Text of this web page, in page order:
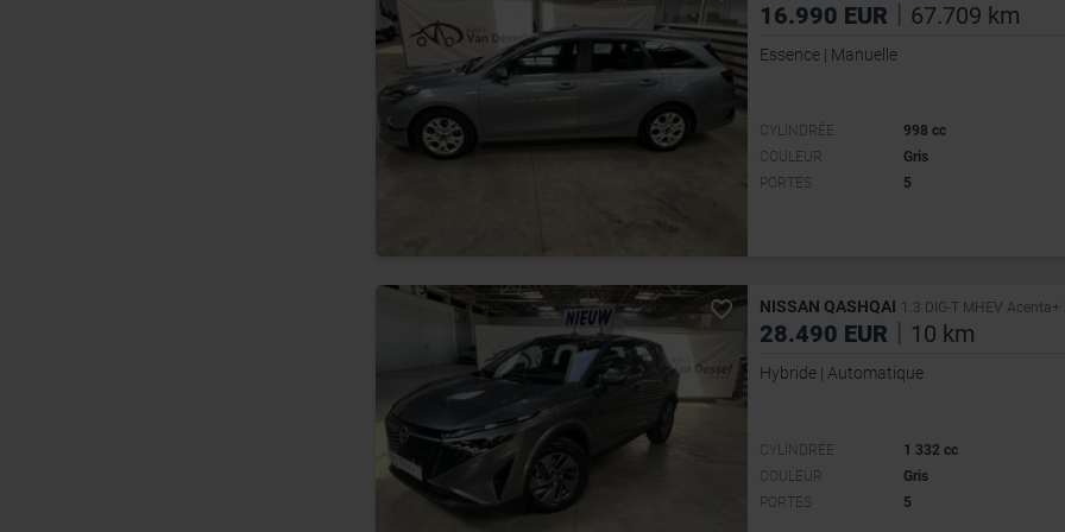
16.990 EUR | 67.709 km
Essence | Manuelle
CYLINDRÉE
998 cc
COULEUR
Gris
PORTES
5
NISSAN QASHQAI 1.3 DIG-T MHEV
28.490 EUR 10 km
Hybride | Automatique
CYLINDRÉE
1 332 cc
COULEUR
Gris
PORTES
5